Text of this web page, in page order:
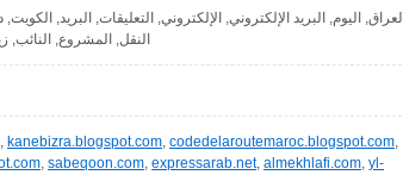
العراق, اليوم, البريد الإلكتروني, الإلكتروني, التعليقات, البريد,
النقل, المشروع, النائب,
, kanebizra.blogspot.com, codedelaroutemaroc.blogspot.com,
, sabeqoon.com, expressarab.net, almekhlafi.com, yl-